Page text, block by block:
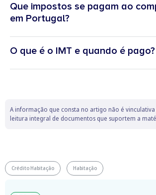
Avaliar a capacidade financeira e definir
Escolher a localização e o tipo de imóvel
Pedir simulações e obter uma pré-
habitação (se aplicável).
Formalizar o crédito junto do banco (se
Que impostos se pagam ao
em Portugal?
O que é o IMT e quando é pago?
A informação que consta no artigo não é
leitura integral de documentos que suportem a
Crédito Habitação Habitação